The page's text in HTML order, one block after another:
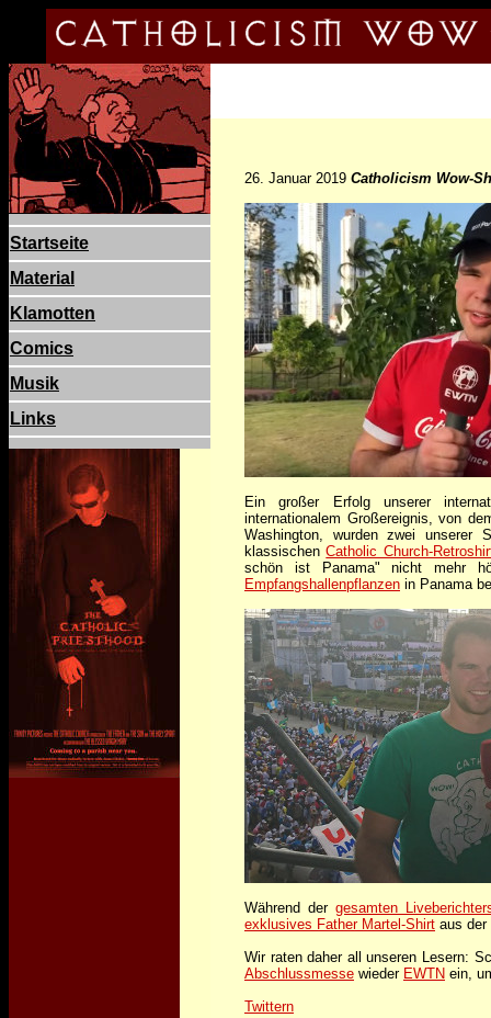
Startseite
Material
Klamotten
Comics
Musik
Links
26. Januar 2019 Catholicism Wow-
Ein großer Erfolg unserer
internationalem Großereignis, von
Washington, wurden zwei
klassischenCatholic Church-
schön ist Panama" nicht mehr
Empfangshallenpflanzen in Panama
Während dergesamten
exklusives Father Martel-Shirt aus der
Wir raten daher all unseren Lesern:
Abschlussmesse wieder EWTN ein,
Twittern